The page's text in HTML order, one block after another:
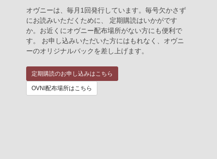
オヴニーは、毎月1回発行しています。毎号欠かさず
にお読みいただくために、 定期購読はいかがです
か。お近くにオヴニー配布場所がない方にも便利で
す。 お申し込みいただいた方にはもれなく、オヴニ
ーのオリジナルバックを差し上げます。
定期購読のお申し込みはこちら
OVNI配布場所はこちら